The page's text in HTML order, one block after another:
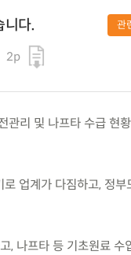
니다.
2p
관
관리 및 나프타 수급 현
업계가 다짐하고, 정부
, 나프타 등 기초원료 수